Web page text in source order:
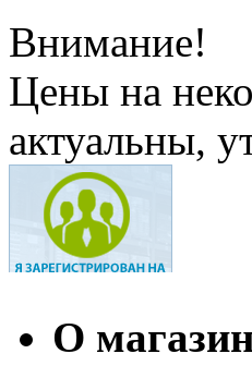
Внимание!
Цены на
актуальны,
О